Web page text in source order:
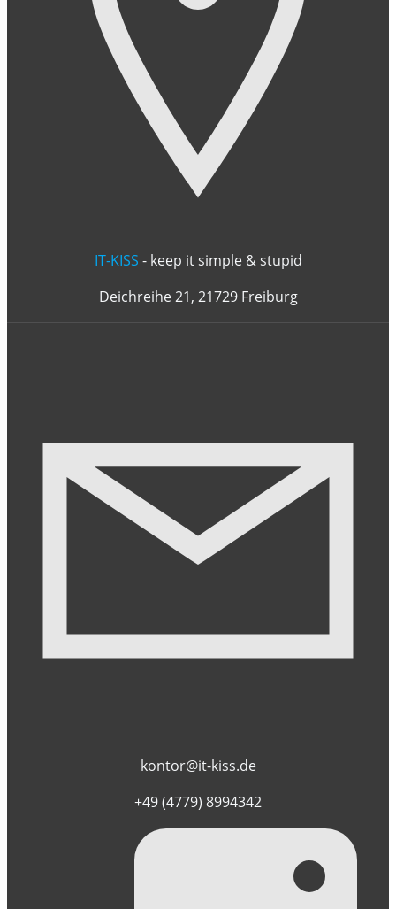
IT-KISS - keep it simple & stupid
Deichreihe 21, 21729 Freiburg
kontor@it-kiss.de
+49 (4779) 8994342